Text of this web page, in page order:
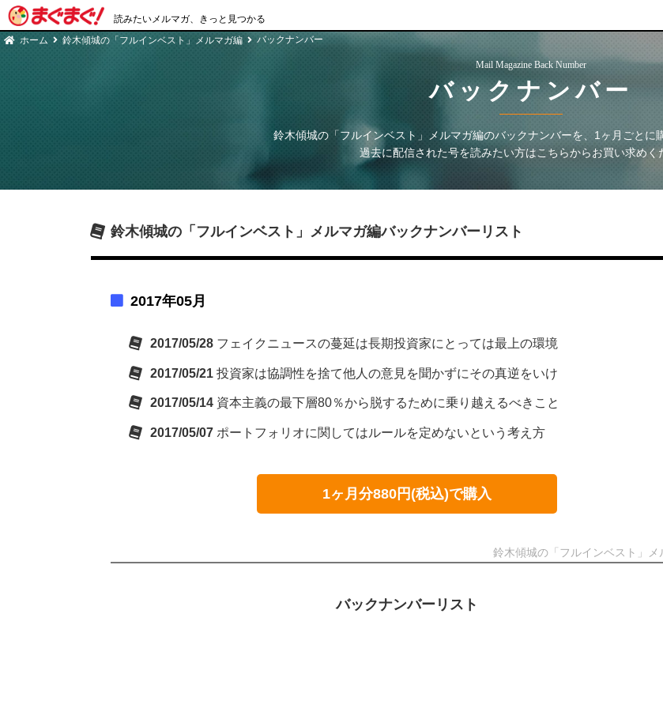
読みたいメルマガ、きっと見つかる
ホーム 鈴木傾城の「フルインベスト」メルマガ編 バックナンバー
Mail Magazine Back Number
バックナンバー
鈴木傾城の「フルインベスト」メルマガ編のバックナンバーを、1ヶ月ごとに
過去に配信された号を読みたい方はこちらからお買い求めく
鈴木傾城の「フルインベスト」メルマガ編バックナンバーリスト
2017年05月
2017/05/28 フェイクニュースの蔓延は長期投資家にとっては最上の環境
2017/05/21 投資家は協調性を捨て他人の意見を聞かずにその真逆をいけ
2017/05/14 資本主義の最下層80％から脱するために乗り越えるべきこと
2017/05/07 ポートフォリオに関してはルールを定めないという考え方
1ヶ月分880円(税込)で購入
鈴木傾城の「フルインベスト」メ
バックナンバーリスト